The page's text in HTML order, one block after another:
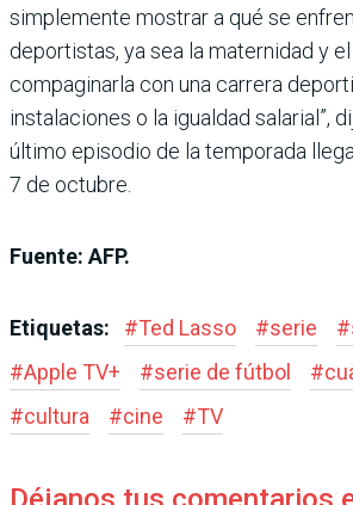
simplemente mostrar a qué se
deportistas, ya sea la maternidad y
compaginarla con una carrera
instalaciones o la igualdad salarial”,
último episodio de la temporada
7 de octubre.
Fuente: AFP.
Etiquetas: #Ted Lasso #serie #
#Apple TV+ #serie de fútbol #
#cultura #cine #TV